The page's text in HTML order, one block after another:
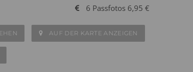
6 Passfotos 6,95 €
AUF DER KARTE ANZEIGEN